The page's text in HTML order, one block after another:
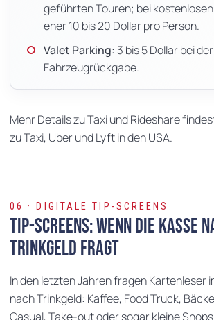
geführten Touren; bei
eher 10 bis 20 Dollar pro Person.
Valet Parking: 3 bis 5 Dollar bei der
Fahrzeugrückgabe.
Mehr Details zu Taxi und Rideshare
zu Taxi, Uber und Lyft in den USA.
06 · DIGITALE TIP-SCREENS
Tip-Screens: Wenn die Kasse
Trinkgeld fragt
In den letzten Jahren fragen Kartenleser
nach Trinkgeld: Kaffee, Food Truck,
Casual, Take-out oder sogar kleine